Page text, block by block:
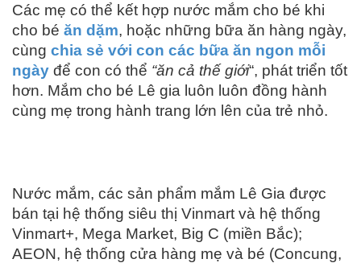
Các mẹ có thể kết hợp nước mắm cho bé khi
cho bé ăn dặm, hoặc những bữa ăn hàng ngày,
cùng chia sẻ với con các bữa ăn ngon mỗi
ngày để con có thể “ăn cả thế giới“, phát triển tốt
hơn. Mắm cho bé Lê gia luôn luôn đồng hành
cùng mẹ trong hành trang lớn lên của trẻ nhỏ.
Nước mắm, các sản phẩm mắm Lê Gia được
bán tại hệ thống siêu thị Vinmart và hệ thống
Vinmart+, Mega Market, Big C (miền Bắc);
AEON, hệ thống cửa hàng mẹ và bé (Concung,